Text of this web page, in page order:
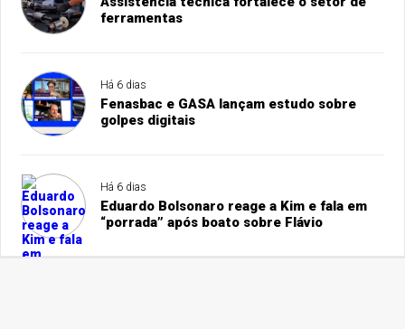
ferramentas
Há 6 dias
Fenasbac e GASA lançam estudo sobre
golpes digitais
Há 6 dias
Eduardo Bolsonaro reage a Kim e fala em
“porrada” após boato sobre Flávio